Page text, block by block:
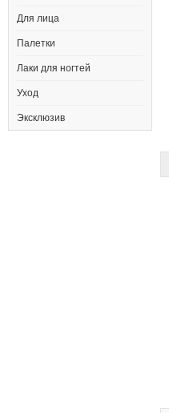
Для лица
Палетки
Лаки для ногтей
Уход
Эксклюзив